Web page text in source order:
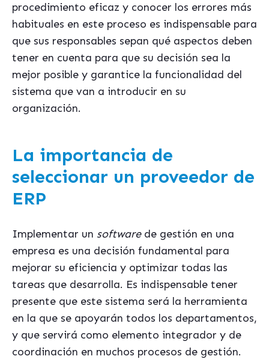
procedimiento eficaz y conocer los errores más
habituales en este proceso es indispensable para
que sus responsables sepan qué aspectos deben
tener en cuenta para que su decisión sea la
mejor posible y garantice la funcionalidad del
sistema que van a introducir en su
organización.
La importancia de
seleccionar un proveedor de
ERP
Implementar un software de gestión en una
empresa es una decisión fundamental para
mejorar su eficiencia y optimizar todas las
tareas que desarrolla. Es indispensable tener
presente que este sistema será la herramienta
en la que se apoyarán todos los departamentos,
y que servirá como elemento integrador y de
coordinación en muchos procesos de gestión.